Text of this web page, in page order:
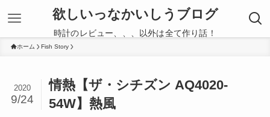
欲しいっなかいしうブログ
時計のレビュー、、、以外は全て作り話！
ホーム Fish Story
情熱【ザ・シチズン AQ4020-
54W】熱風
2020
9/24